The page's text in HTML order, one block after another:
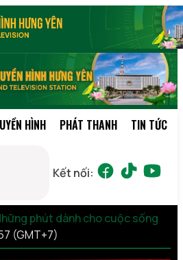
HÌNH PHÁT THANH TIN TỨC
Kết nối:
phút dành cho cuộc sống
(GMT+7)